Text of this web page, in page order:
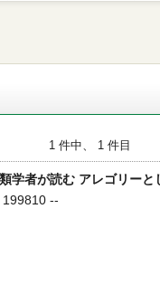
1 件中、 1 件目
学者が読む アレゴリーと
--